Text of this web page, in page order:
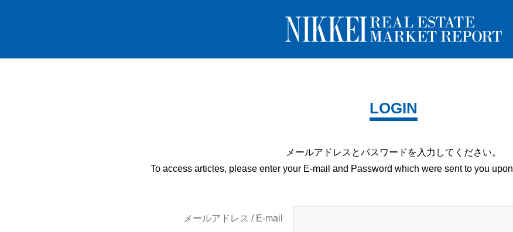
LOGIN
メールアドレスとパスワードを 入力してください。
To access articles, please enter your E-mail and Password which were sent to you upon
メールアドレス / E-mail